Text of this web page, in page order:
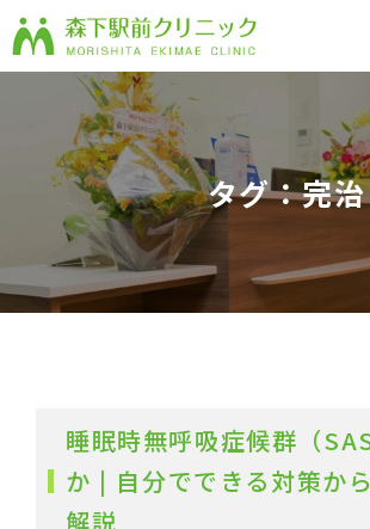
タグ：完治
睡眠時無呼吸症候群（
か | 自分でできる対策か
解説